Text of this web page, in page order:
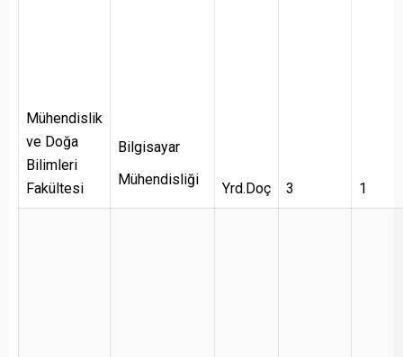
Mühendislik
ve Doğa
Bilimleri
Fakültesi
Bilgisayar
Mühendisliği
Yrd.Doç 3 1